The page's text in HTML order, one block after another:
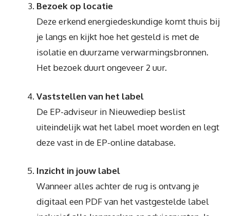
Bezoek op locatie
Deze erkend energiedeskundige komt thuis bij
je langs en kijkt hoe het gesteld is met de
isolatie en duurzame verwarmingsbronnen.
Het bezoek duurt ongeveer 2 uur.
Vaststellen van het label
De EP-adviseur in Nieuwediep beslist
uiteindelijk wat het label moet worden en legt
deze vast in de EP-online database.
Inzicht in jouw label
Wanneer alles achter de rug is ontvang je
digitaal een PDF van het vastgestelde label